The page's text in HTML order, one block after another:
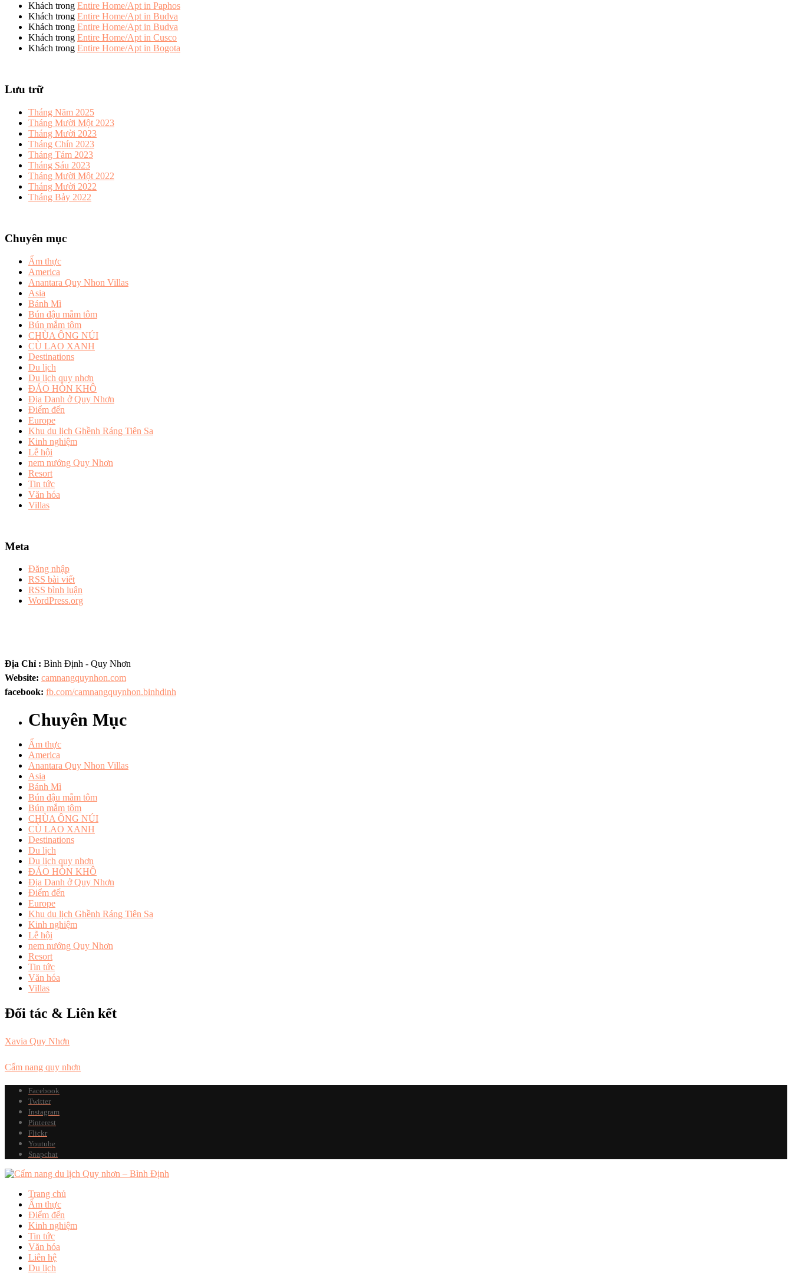
Khách trong Entire Home/Apt in Paphos
Khách trong Entire Home/Apt in Budva
Khách trong Entire Home/Apt in Budva
Khách trong Entire Home/Apt in Cusco
Khách trong Entire Home/Apt in Bogota
Lưu trữ
Tháng Năm 2025
Tháng Mười Một 2023
Tháng Mười 2023
Tháng Chín 2023
Tháng Tám 2023
Tháng Sáu 2023
Tháng Mười Một 2022
Tháng Mười 2022
Tháng Bảy 2022
Chuyên mục
Ẩm thực
America
Anantara Quy Nhon Villas
Asia
Bánh Mì
Bún đậu mắm tôm
Bún mắm tôm
CHÙA ÔNG NÚI
CÙ LAO XANH
Destinations
Du lịch
Du lịch quy nhơn
ĐẢO HÒN KHÔ
Địa Danh ở Quy Nhơn
Điểm đến
Europe
Khu du lịch Ghềnh Ráng Tiên Sa
Kinh nghiệm
Lễ hội
nem nướng Quy Nhơn
Resort
Tin tức
Văn hóa
Villas
Meta
Đăng nhập
RSS bài viết
RSS bình luận
WordPress.org
Địa Chỉ : Bình Định - Quy Nhơn
Website: camnangquynhon.com
facebook: fb.com/camnangquynhon.binhdinh
Chuyên Mục
Ẩm thực
America
Anantara Quy Nhon Villas
Asia
Bánh Mì
Bún đậu mắm tôm
Bún mắm tôm
CHÙA ÔNG NÚI
CÙ LAO XANH
Destinations
Du lịch
Du lịch quy nhơn
ĐẢO HÒN KHÔ
Địa Danh ở Quy Nhơn
Điểm đến
Europe
Khu du lịch Ghềnh Ráng Tiên Sa
Kinh nghiệm
Lễ hội
nem nướng Quy Nhơn
Resort
Tin tức
Văn hóa
Villas
Đối tác & Liên kết
Xavia Quy Nhơn
Cẩm nang quy nhơn
Facebook
Twitter
Instagram
Pinterest
Flickr
Youtube
Snapchat
Trang chủ
Ẩm thực
Điểm đến
Kinh nghiệm
Tin tức
Văn hóa
Liên hệ
Du lịch